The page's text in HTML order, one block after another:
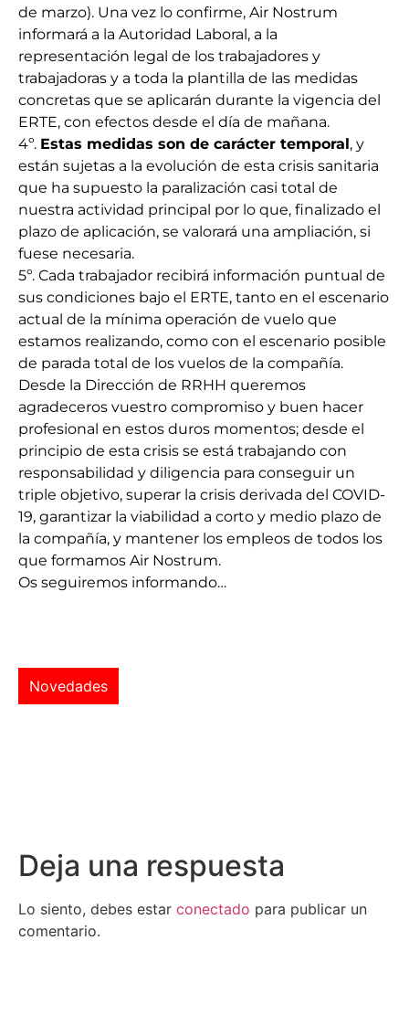
de marzo). Una vez lo confirme, Air Nostrum
informará a la Autoridad Laboral, a la
representación legal de los trabajadores y
trabajadoras y a toda la plantilla de las medidas
concretas que se aplicarán durante la vigencia del
ERTE, con efectos desde el día de mañana.
4º. Estas medidas son de carácter temporal, y
están sujetas a la evolución de esta crisis sanitaria
que ha supuesto la paralización casi total de
nuestra actividad principal por lo que, finalizado el
plazo de aplicación, se valorará una ampliación, si
fuese necesaria.
5º. Cada trabajador recibirá información puntual de
sus condiciones bajo el ERTE, tanto en el escenario
actual de la mínima operación de vuelo que
estamos realizando, como con el escenario posible
de parada total de los vuelos de la compañía.
Desde la Dirección de RRHH queremos
agradeceros vuestro compromiso y buen hacer
profesional en estos duros momentos; desde el
principio de esta crisis se está trabajando con
responsabilidad y diligencia para conseguir un
triple objetivo, superar la crisis derivada del COVID-
19, garantizar la viabilidad a corto y medio plazo de
la compañía, y mantener los empleos de todos los
que formamos Air Nostrum.
Os seguiremos informando…
Novedades
Deja una respuesta
Lo siento, debes estar conectado para publicar un
comentario.